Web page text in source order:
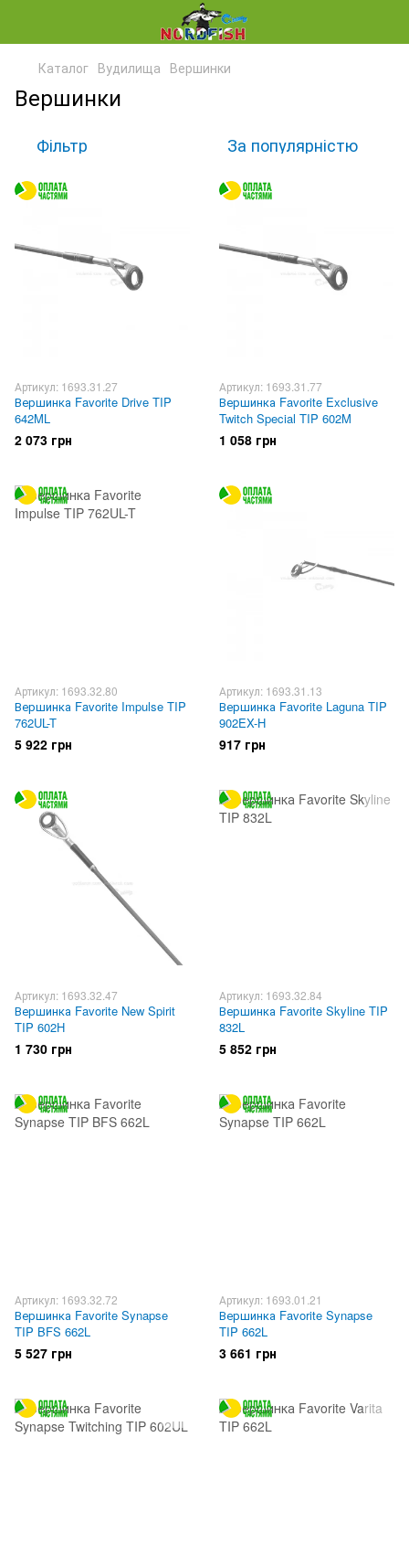
Каталог Вудилища Вершинки
Вершинки
Фільтр За популярністю
Артикул: 1693.31.27
Вершинка Favorite Drive TIP
642ML
2 073 грн
Артикул: 1693.31.77
Вершинка Favorite Exclusive
Twitch Special TIP 602M
1 058 грн
Артикул: 1693.32.80
Вершинка Favorite Impulse TIP
762UL-T
5 922 грн
Артикул: 1693.31.13
Вершинка Favorite Laguna TIP
902EX-H
917 грн
Артикул: 1693.32.47
Вершинка Favorite New Spirit
TIP 602H
1 730 грн
Артикул: 1693.32.84
Вершинка Favorite Skyline TIP
832L
5 852 грн
Артикул: 1693.32.72
Вершинка Favorite Synapse
TIP BFS 662L
5 527 грн
Артикул: 1693.01.21
Вершинка Favorite Synapse
TIP 662L
3 661 грн